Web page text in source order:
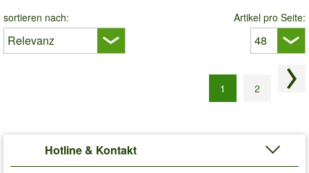
sortieren nach: Artikel pro Seite:
1 2
Hotline & Kontakt